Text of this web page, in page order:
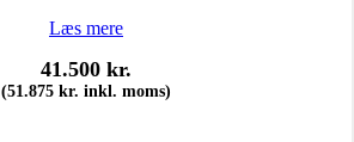
Læs mere
41.500 kr.
(51.875 kr. inkl. moms)